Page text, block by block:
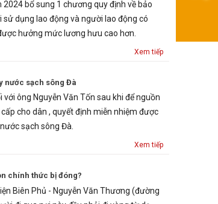
bổ sung 1 chương quy định về bảo
dụng lao động và người lao động có
hưởng mức lương hưu cao hơn.
Xem tiếp
nước sạch sông Đà
ông Nguyễn Văn Tốn sau khi để nguồn
cho dân , quyết định miễn nhiệm được
sạch sông Đà.
Xem tiếp
chính thức bị đóng?
Biên Phủ - Nguyễn Văn Thương (đường